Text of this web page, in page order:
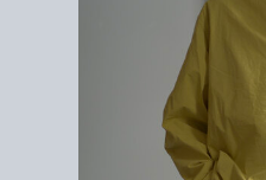
POLYESTER 44%
COTTON 100%